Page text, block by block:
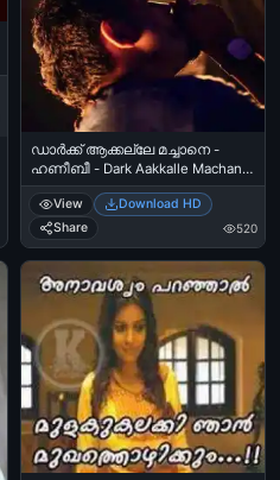
ഡാര്‍ക്ക്‌ ആക്കല്ലേ മച്ചാനെ -
ഹണീബീ - Dark Aakkalle Machane
- Honey Bee, Asif Ali
View
Download HD
Share
520